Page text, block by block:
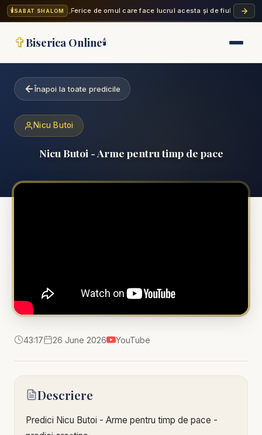
🕯️SABAT SHALOM „Ferice de omul care face lucrul acesta și de fiul omului
✞Biserica Online🕯️
Înapoi la toate predicile
Nicu Butoi
Nicu Butoi - Arme pentru timp de pace
43:17 26 June 2026 YouTube
Descriere
Predici Nicu Butoi - Arme pentru timp de pace -